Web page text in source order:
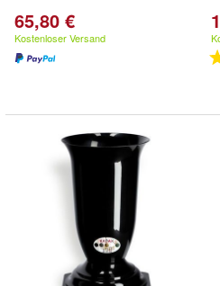
65,80 €
Kostenloser Versand